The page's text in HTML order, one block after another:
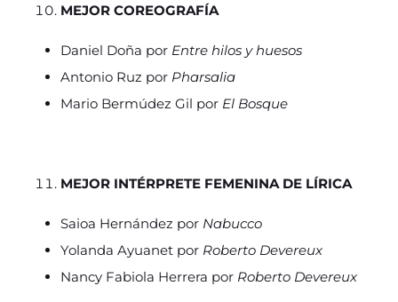
MEJOR COREOGRAFÍA
Daniel Doña por Entre hilos y huesos
Antonio Ruz por Pharsalia
Mario Bermúdez Gil por El Bosque
MEJOR INTÉRPRETE FEMENINA DE LÍRICA
Saioa Hernández por Nabucco
Yolanda Ayuanet por Roberto Devereux
Nancy Fabiola Herrera por Roberto Devereux